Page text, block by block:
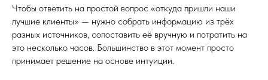
Чтобы ответить на простой вопрос «откуда пришли наши
лучшие клиенты» — нужно собрать информацию из трёх
разных источников, сопоставить её вручную и потратить на
это несколько часов. Большинство в этот момент просто
принимает решение на основе интуиции.